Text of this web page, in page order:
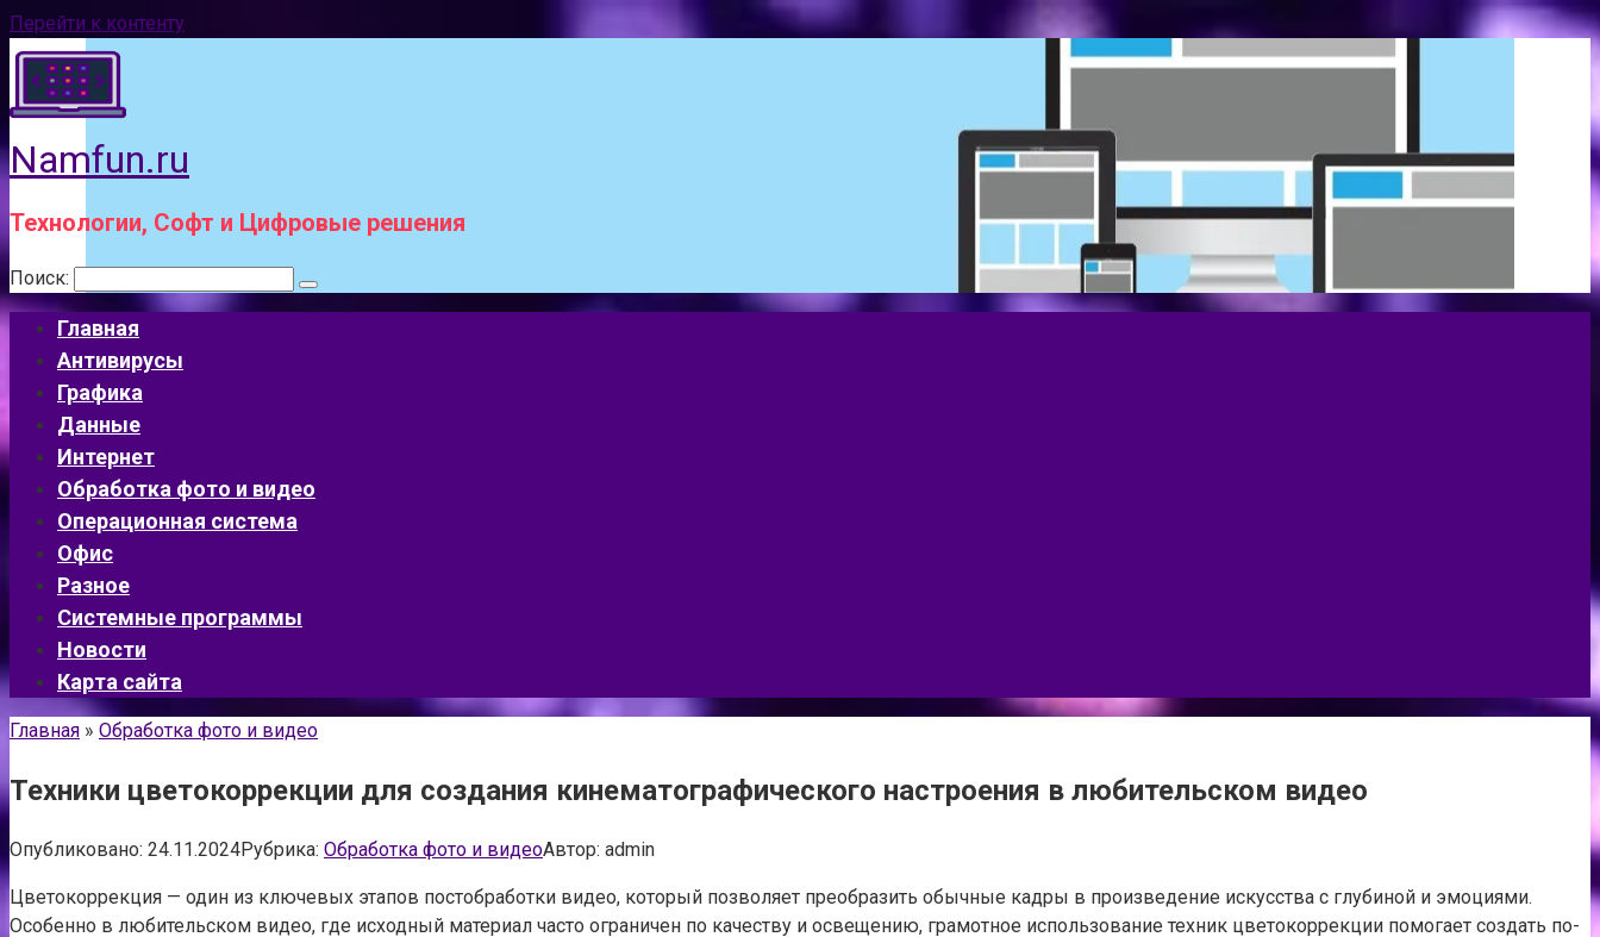
Перейти к контенту
Namfun.ru
Технологии, Софт и Цифровые решения
Поиск:
Главная
Антивирусы
Графика
Данные
Интернет
Обработка фото и видео
Операционная система
Офис
Разное
Системные программы
Новости
Карта сайта
Главная » Обработка фото и видео
Техники цветокоррекции для создания кинематографического настроения в любительском видео
Опубликовано: 24.11.2024Рубрика: Обработка фото и видеоАвтор: admin
Цветокоррекция — один из ключевых этапов постобработки видео, который позволяет преобразить обычные кадры в произведение искусства с глубиной и эмоциями.
Особенно в любительском видео, где исходный материал часто ограничен по качеству и освещению, грамотное использование техник цветокоррекции помогает создать по-